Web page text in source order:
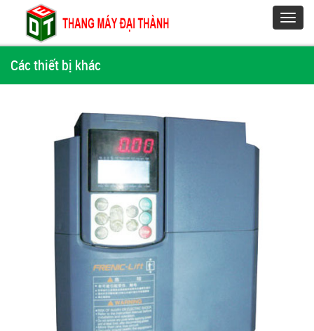
Các thiết bị khác